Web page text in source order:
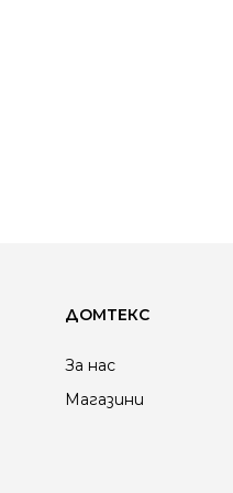
ДОМТЕКС
За нас
Магазини